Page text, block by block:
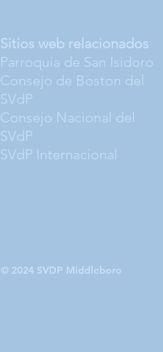
Sitios web relacionados
Parroquia de San Isidoro
Consejo de Boston del
SVdP
Consejo Nacional del
SVdP
SVdP Internacional
© 2024 SVDP Middleboro